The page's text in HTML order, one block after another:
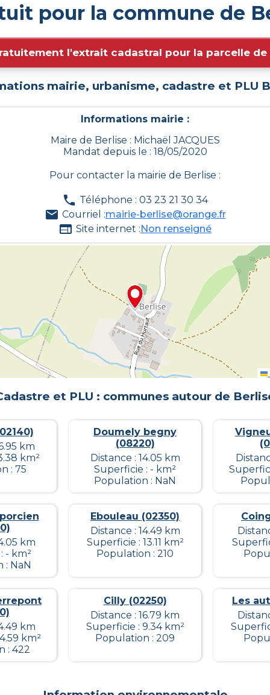
pour la commune de
l'extrait cadastral pour la parcelle de
mairie, urbanisme, cadastre et PLU
Informations mairie :
Maire de Berlise : Michaël JACQUES
Mandat depuis le : 18/05/2020
Pour contacter la mairie de Berlise :
Téléphone : 03 23 21 30 34
Courriel :mairie-berlise@orange.fr
Site internet : Non renseigné
et PLU : communes autour de
km
km²
: 75
Doumely begny
(08220)
Distance : 14.05 km
Superficie : - km²
Population : NaN
km
- km²
: NaN
Ebouleau (02350)
Distance : 14.49 km
Superficie : 13.11 km²
Population : 210
km
km²
: 422
Cilly (02250)
Distance : 16.79 km
Superficie : 9.34 km²
Population : 209
Les